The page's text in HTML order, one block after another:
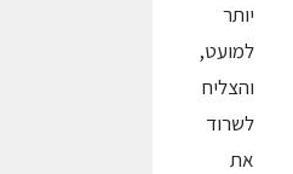
יותר
למועט,
והצליח
לשרוד
את